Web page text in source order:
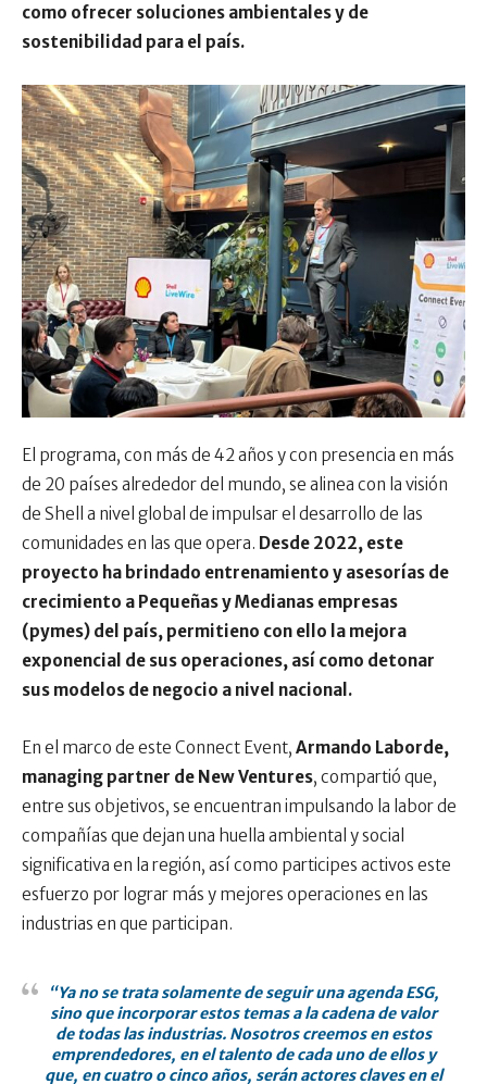
como ofrecer soluciones ambientales y de
sostenibilidad para el país.
El programa, con más de 42 años y con presencia en más
de 20 países alrededor del mundo, se alinea con la visión
de Shell a nivel global de impulsar el desarrollo de las
comunidades en las que opera. Desde 2022, este
proyecto ha brindado entrenamiento y asesorías de
crecimiento a Pequeñas y Medianas empresas
(pymes) del país, permitieno con ello la mejora
exponencial de sus operaciones, así como detonar
sus modelos de negocio a nivel nacional.
En el marco de este Connect Event, Armando Laborde,
managing partner de New Ventures, compartió que,
entre sus objetivos, se encuentran impulsando la labor de
compañías que dejan una huella ambiental y social
significativa en la región, así como participes activos este
esfuerzo por lograr más y mejores operaciones en las
industrias en que participan.
“Ya no se trata solamente de seguir una agenda ESG,
sino que incorporar estos temas a la cadena de valor
de todas las industrias. Nosotros creemos en estos
emprendedores, en el talento de cada uno de ellos y
que, en cuatro o cinco años, serán actores claves en el